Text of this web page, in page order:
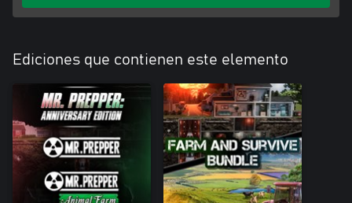
Ediciones que contienen este elemento